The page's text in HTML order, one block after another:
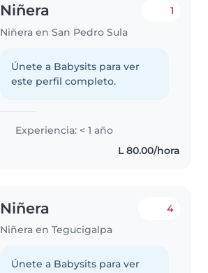
Niñera
Niñera en San Pedro Sula
1
Únete a Babysits para ver
este perfil completo.
Experiencia: < 1 año
L 80.00/hora
Niñera
Niñera en Tegucigalpa
4
Únete a Babysits para ver